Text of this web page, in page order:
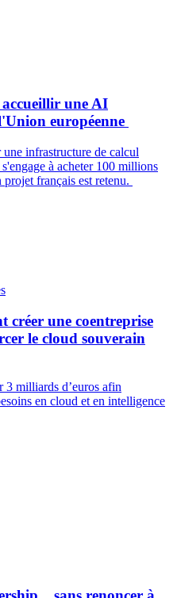
une AI
européenne
infrastructure de calcul
à acheter 100 millions
français est retenu.
créer une coentreprise
le cloud souverain
3 milliards d’euros afin
en cloud et en intelligence